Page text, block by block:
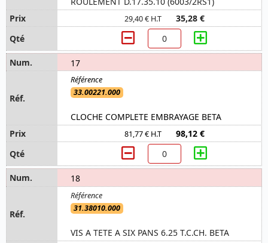
29,40 € H.T 35,28 €
17
33.00221.000
CLOCHE COMPLETE EMBRAYAGE BETA
81,77 € H.T 98,12 €
18
31.38010.000
VIS A TETE A SIX PANS 6.25 T.C.CH. BETA